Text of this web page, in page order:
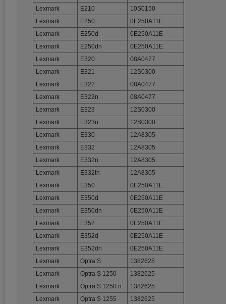
Lexmark
E210
10S0150
Lexmark
E250
0E250A11E
Lexmark
E250d
0E250A11E
Lexmark
E250dn
0E250A11E
Lexmark
E320
08A0477
Lexmark
E321
12S0300
Lexmark
E322
08A0477
Lexmark
E322n
08A0477
Lexmark
E323
12S0300
Lexmark
E323n
12S0300
Lexmark
E330
12A8305
Lexmark
E332
12A8305
Lexmark
E332n
12A8305
Lexmark
E332tn
12A8305
Lexmark
E350
0E250A11E
Lexmark
E350d
0E250A11E
Lexmark
E350dn
0E250A11E
Lexmark
E352
0E250A11E
Lexmark
E352d
0E250A11E
Lexmark
E352dn
0E250A11E
Lexmark
Optra S
1382625
Lexmark
Optra S 1250
1382625
Lexmark
Optra S 1250 n
1382625
Lexmark
Optra S 1255
1382625